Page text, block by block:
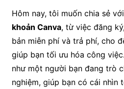
Hôm nay, tôi muốn chia sẻ
khoản Canva, từ việc đăng
bản miễn phí và trả phí, cho
giúp bạn tối ưu hóa công
như một người bạn đang trò
nghiệm, giúp bạn có cái nhìn